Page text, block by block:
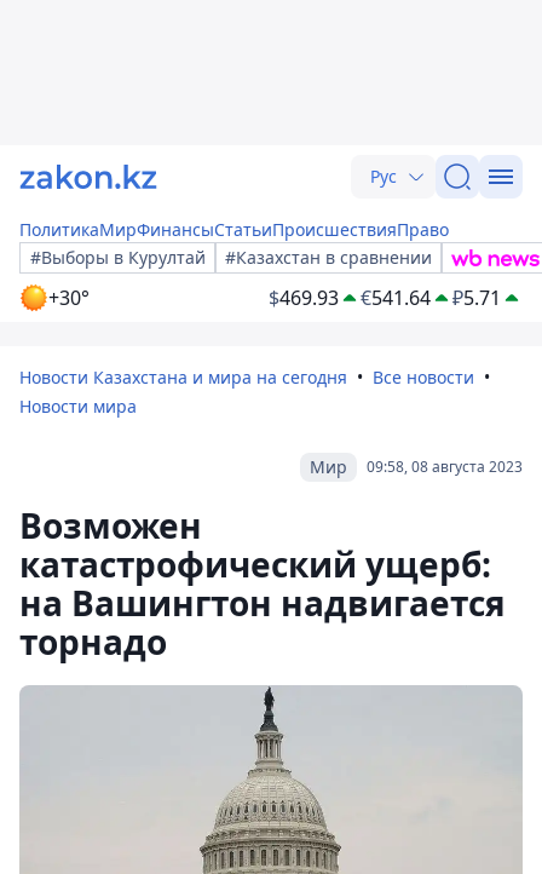
Рус
ПолитикаМирФинансыСтатьиПроисшествияПраво
#Выборы в Курултай
#Казахстан в сравнении
+30° $469.93 €541.64 ₽5.71
Новости Казахстана и мира на сегодня
Все новости
Новости мира
09:58, 08 августа 2023
Мир
Возможен
катастрофический ущерб:
на Вашингтон надвигается
торнадо